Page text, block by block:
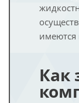
имеются
Как